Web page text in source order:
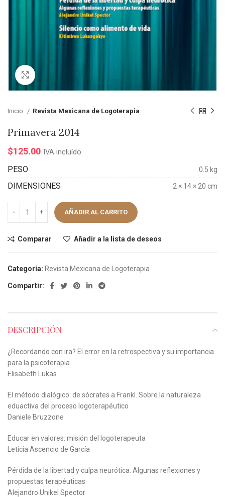
Inicio Revista Mexicana de Logoterapia
Primavera 2014
$125.00 IVA incluído
PESO 0.5 kg
DIMENSIONES 2 × 14 × 20 cm
AÑADIR AL CARRITO
Comparar Añadir a la lista de deseos
Categoría: Revista Mexicana de Logoterapia
Compartir:
DESCRIPCIÓN
¿Recordando con ira? El error en la retrospectiva y su importancia
para la psicoterapia
Elisabeth Lukas
El método dialógico: de sócrates a Frankl. Sobre la naturaleza
eduactiva del proceso logoterapéutico
Daniele Bruzzone
Educar en valores: misión del logoterapeuta
Leticia Ascencio de García
Pérdida de la libertad y culpa neurótica. Algunas reflexiones y
propuestas terapéuticas
Alejandro Unikel Spector